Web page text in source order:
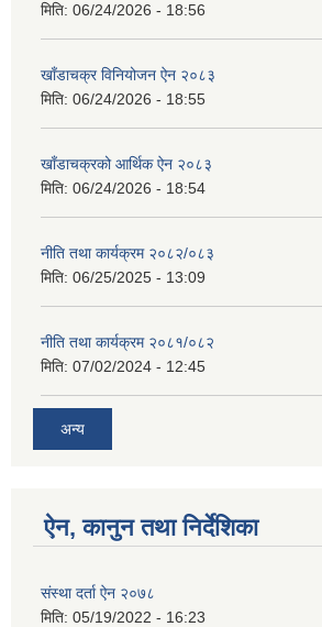
मिति: 06/24/2026 - 18:56
खाँडाचक्र विनियोजन ऐन २०८३
मिति: 06/24/2026 - 18:55
खाँडाचक्रको आर्थिक ऐन २०८३
मिति: 06/24/2026 - 18:54
नीति तथा कार्यक्रम २०८२/०८३
मिति: 06/25/2025 - 13:09
नीति तथा कार्यक्रम २०८१/०८२
मिति: 07/02/2024 - 12:45
अन्य
ऐन, कानुन तथा निर्देशिका
संस्था दर्ता ऐन २०७८
मिति: 05/19/2022 - 16:23